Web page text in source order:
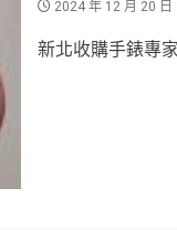
2024 年 12 月 20 日
新北收購手錶專